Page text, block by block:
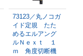
73123／丸ノコガ
イド定規 たた
めるエルアング
ルＮｅｘｔ １
ｍ 角度切断機